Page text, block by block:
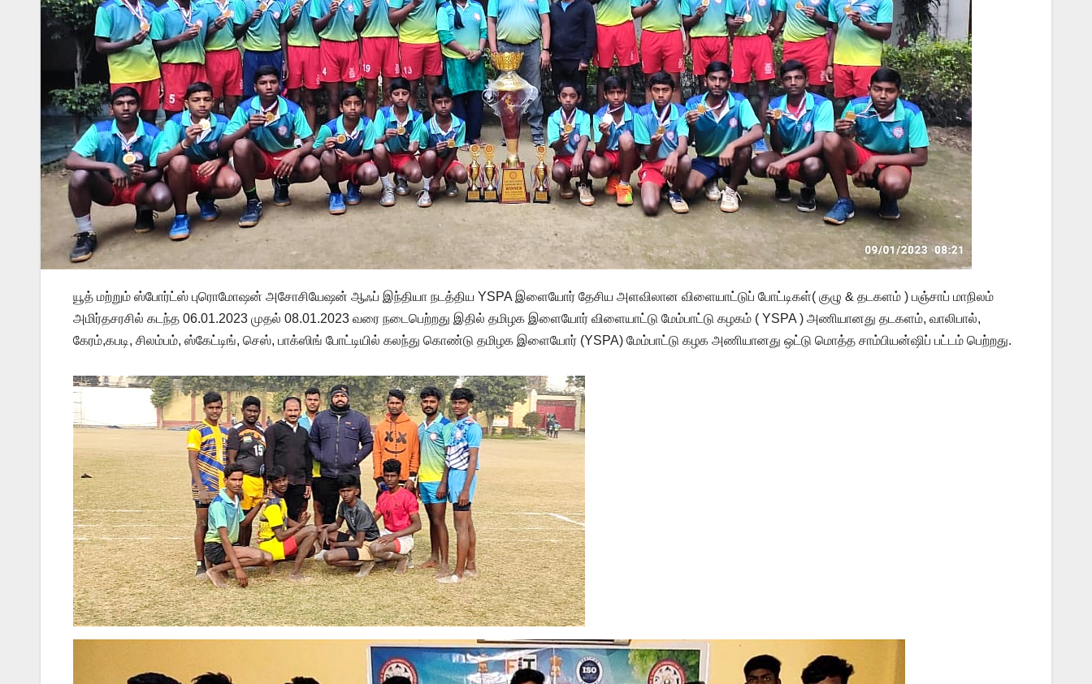
யூத் மற்றும் ஸ்போர்ட்ஸ் புரொமோஷன் அசோசியேஷன் ஆஃப் இந்தியா நடத்திய YSPA இளையோர் தேசிய அளவிலான விளையாட்டுப் போட்டிகள்( குழு & தடகளம் ) பஞ்சாப் மாநிலம்
அமிர்தசரசில் கடந்த 06.01.2023 முதல் 08.01.2023 வரை நடைபெற்றது இதில் தமிழக இளையோர் விளையாட்டு மேம்பாட்டு கழகம் ( YSPA ) அணியானது தடகளம், வாலிபால்,
கேரம்,கபடி, சிலம்பம், ஸ்கேட்டிங், செஸ், பாக்ஸிங் போட்டியில் கலந்து கொண்டு தமிழக இளையோர் (YSPA) மேம்பாட்டு கழக அணியானது ஒட்டு மொத்த சாம்பியன்ஷிப் பட்டம் பெற்றது.